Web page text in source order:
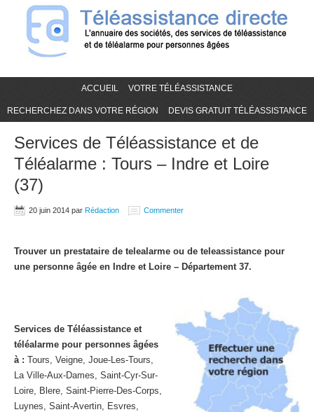
ACCUEIL VOTRE TÉLÉASSISTANCE
RECHERCHEZ DANS VOTRE RÉGION DEVIS GRATUIT TÉLÉASSISTANCE
Services de Téléassistance et de
Téléalarme : Tours – Indre et Loire
(37)
20 juin 2014 par Rédaction Commenter
Trouver un prestataire de telealarme ou de teleassistance pour
une personne âgée en Indre et Loire – Département 37.
Services de Téléassistance et
téléalarme pour personnes âgées
à : Tours, Veigne, Joue-Les-Tours,
La Ville-Aux-Dames, Saint-Cyr-Sur-
Loire, Blere, Saint-Pierre-Des-Corps,
Luynes, Saint-Avertin, Esvres,